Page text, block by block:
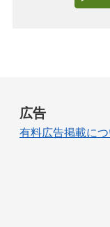
広告
有料広告掲載につ